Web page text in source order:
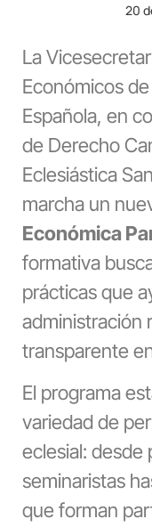
20
La
Económicos
Española, en
de Derecho
Eclesiástica
marcha un
Económica
formativa
prácticas que
administración
transparente
El programa
variedad de
eclesial: desde
seminaristas
que forman